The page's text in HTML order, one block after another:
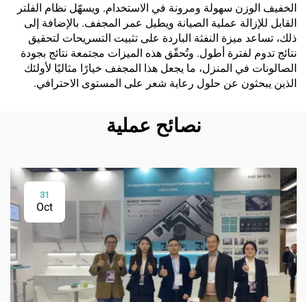
الخفيف الوزن سهولة ومرونة في الاستخدام. ويسهّل نظام الفلتر
القابل للإزالة عملية الصيانة ويطيل عمر المجفف. بالإضافة إلى
ذلك، تساعد ميزة النفثة الباردة على تثبيت التسريحات لتحقيق
نتائج تدوم لفترة أطول. وتُحقّق هذه الميزات مجتمعة نتائج بجودة
الصالونات في المنزل، ما يجعل هذا المجفف خيارًا مثاليًا لأولئك
الذين يبحثون عن حلول رعاية شعر على المستوى الاحترافي.
نصائح عملية
31
Oct